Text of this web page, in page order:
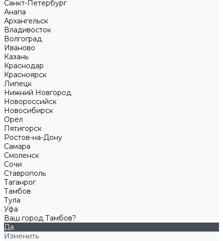
Санкт-Петербург
Анапа
Архангельск
Владивосток
Волгоград
Иваново
Казань
Краснодар
Красноярск
Липецк
Нижний Новгород
Новороссийск
Новосибирск
Орёл
Пятигорск
Ростов-на-Дону
Самара
Смоленск
Сочи
Ставрополь
Таганрог
Тамбов
Тула
Уфа
Ваш город Тамбов?
Да
Изменить